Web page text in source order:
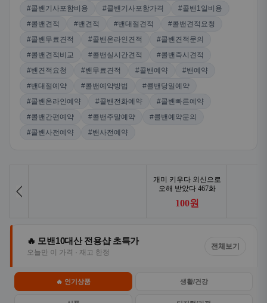
#콜밴기사포함비용
#콜밴기사포함가격
#콜밴1일비용
#콜밴견적
#밴견적 #밴대절견적
#콜밴견적요청
#콜밴무료견적
#콜밴온라인견적
#콜밴견적문의
#콜밴견적비교
#콜밴실시간견적
#콜밴즉시견적
#밴견적요청
#밴무료견적 #콜밴예약
#밴예약
#밴대절예약
#콜밴예약방법
#콜밴당일예약
#콜밴온라인예약
#콜밴전화예약
#콜밴빠른예약
#콜밴간편예약
#콜밴주말예약
#콜밴예약문의
#콜밴사전예약
#밴사전예약
🔥 모밴10대산 전용샵 초특가
오늘만 이 가격 · 재고 한정
전체보기
🔥 인기상품 생활/건강